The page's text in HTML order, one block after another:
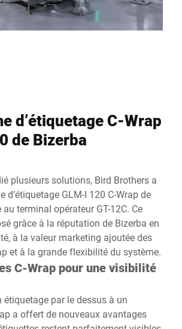
d’étiquetage C-Wrap
de Bizerba
plusieurs solutions, Bird Brothers a
d’étiquetage GLM-I 120 C-Wrap de
terminal opérateur GT-12C. Ce
grâce à la réputation de Bizerba en
à la valeur marketing ajoutée des
et à la grande flexibilité du système.
C-Wrap pour une visibilité
étiquetage par le dessus à un
a offert de nouveaux avantages